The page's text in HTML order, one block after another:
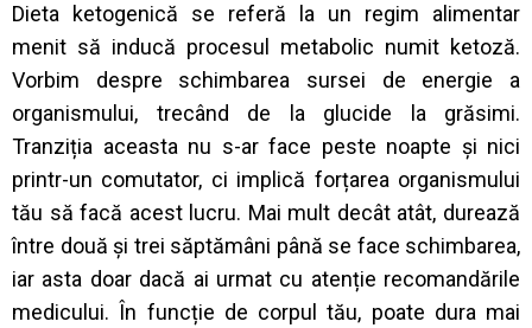
Dieta ketogenică se referă la un regim alimentar
menit să inducă procesul metabolic numit ketoză.
Vorbim despre schimbarea sursei de energie a
organismului, trecând de la glucide la grăsimi.
Tranziția aceasta nu s-ar face peste noapte și nici
printr-un comutator, ci implică forțarea organismului
tău să facă acest lucru. Mai mult decât atât, durează
între două și trei săptămâni până se face schimbarea,
iar asta doar dacă ai urmat cu atenție recomandările
medicului. În funcție de corpul tău, poate dura mai